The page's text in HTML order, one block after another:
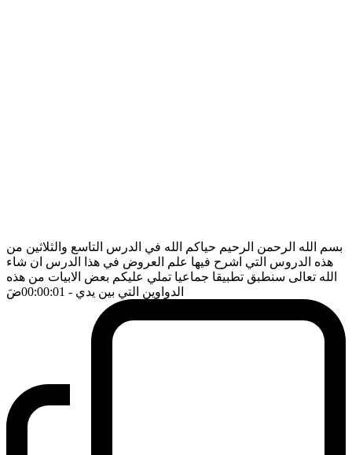
بسم الله الرحمن الرحيم حياكم الله في الدرس التاسع والثلاثين من
هذه الدروس التي اشرح فيها علم العروض في هذا الدرس ان شاء
الله تعالى سنطبق تطبيقا جماعيا تملي عليكم بعض الابيات من هذه
الدواوين التي بين يدي - 00:00:01 ضَ